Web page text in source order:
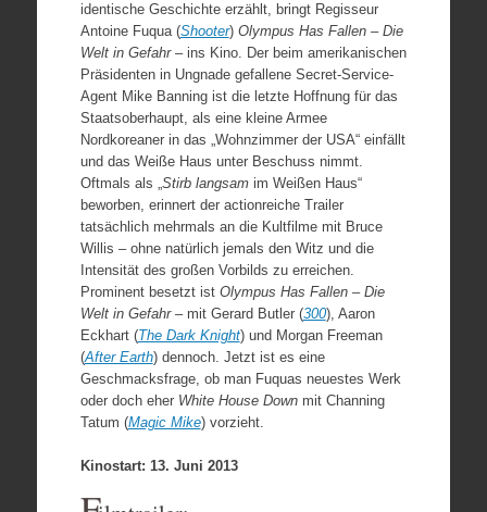
identische Geschichte erzählt, bringt Regisseur
Antoine Fuqua (Shooter) Olympus Has Fallen – Die
Welt in Gefahr– ins Kino. Der beim amerikanischen
Präsidenten in Ungnade gefallene Secret-Service-
Agent Mike Banning ist die letzte Hoffnung für das
Staatsoberhaupt, als eine kleine Armee
Nordkoreaner in das „Wohnzimmer der USA“ einfällt
und das Weiße Haus unter Beschuss nimmt.
Oftmals als „Stirb langsamim Weißen Haus“
beworben, erinnert der actionreiche Trailer
tatsächlich mehrmals an die Kultfilme mit Bruce
Willis – ohne natürlich jemals den Witz und die
Intensität des großen Vorbilds zu erreichen.
Prominent besetzt ist Olympus Has Fallen – Die
Welt in Gefahr –mit Gerard Butler (300), Aaron
Eckhart (The Dark Knight) und Morgan Freeman
(After Earth) dennoch. Jetzt ist es eine
Geschmacksfrage, ob man Fuquas neuestes Werk
oder doch eher White House Downmit Channing
Tatum (Magic Mike) vorzieht.
Kinostart: 13. Juni 2013